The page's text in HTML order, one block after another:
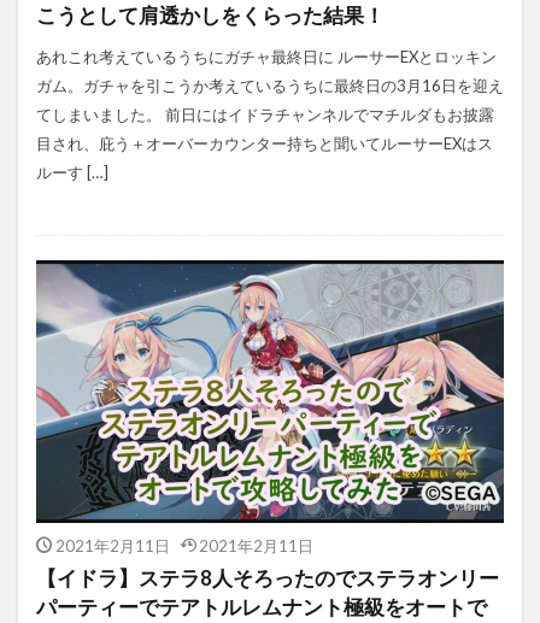
こうとして肩透かしをくらった結果！
あれこれ考えているうちにガチャ最終日に ルーサーEXとロッキン
ガム。ガチャを引こうか考えているうちに最終日の3月16日を迎え
てしまいました。 前日にはイドラチャンネルでマチルダもお披露
目され、庇う＋オーバーカウンター持ちと聞いてルーサーEXはス
ルーす […]
2021年2月11日 2021年2月11日
【イドラ】ステラ8人そろったのでステラオンリー
パーティーでテアトルレムナント極級をオートで